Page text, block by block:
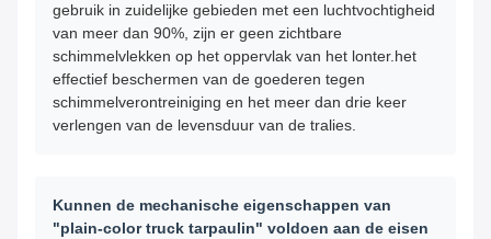
gebruik in zuidelijke gebieden met een luchtvochtigheid
van meer dan 90%, zijn er geen zichtbare
schimmelvlekken op het oppervlak van het lonter.het
effectief beschermen van de goederen tegen
schimmelverontreiniging en het meer dan drie keer
verlengen van de levensduur van de tralies.
Kunnen de mechanische eigenschappen van
"plain-color truck tarpaulin" voldoen aan de eisen